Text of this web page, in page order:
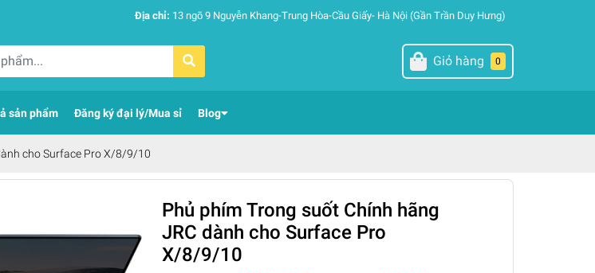
Địa chỉ: 13 ngõ 9 Nguyễn Khang-Trung Hòa-Cầu Giấy- Hà Nội (Gần Trần Duy Hưng)
Giỏ hàng 0
sản phẩm Đăng ký đại lý/Mua sỉ Blog
cho Surface Pro X/8/9/10
Phủ phím Trong suốt Chính hãng
JRC dành cho Surface Pro
X/8/9/10